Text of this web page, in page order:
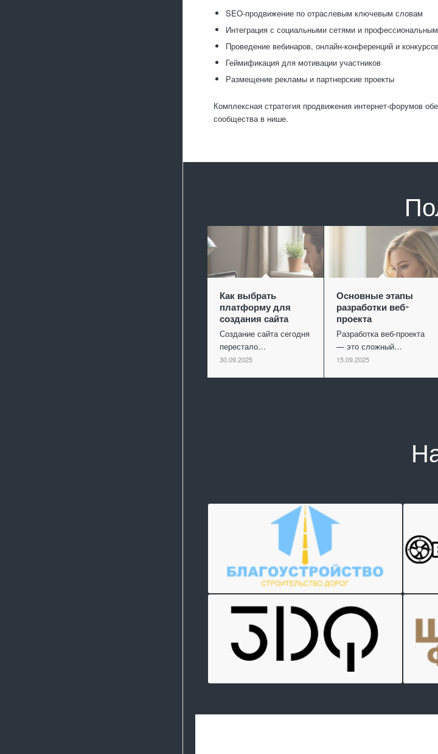
SEO-продвижение по отраслевым ключевым словам
Интеграция с социальными сетями и
Проведение вебинаров, онлайн-конференций и
Геймификация для мотивации участников
Размещение рекламы и партнерские проекты
Комплексная стратегия продвижения интернет-форумов
сообщества в нише.
Как выбрать
платформу для
создания сайта
Создание сайта сегодня
перестало…
30.09.2025
Основные этапы
разработки веб-
проекта
Разработка веб-проекта
— это сложный…
15.09.2025